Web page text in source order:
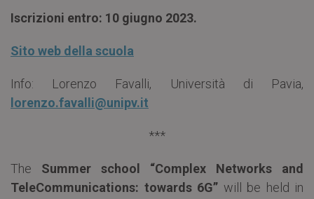
Iscrizioni entro: 10 giugno 2023.
Sito web della scuola
Info: Lorenzo Favalli, Università di Pavia,
lorenzo.favalli@unipv.it
***
The Summer school “Complex Networks and
TeleCommunications: towards 6G” will be held in